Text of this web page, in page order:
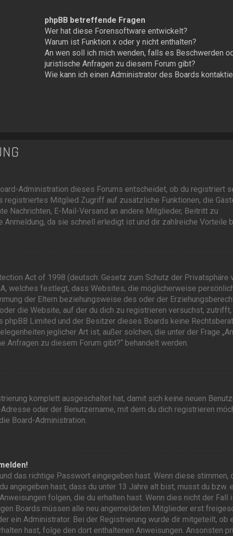
phpBB betreffende Fragen
Wer hat diese Forensoftware entwickelt?
Warum ist Funktion x oder y nicht enthalten?
An wen soll ich mich wenden, falls es Beschwerden
juristische Anfragen zu diesem Forum gibt?
Wie kann ich einen Administrator des Boards
Administration dieses Forums entscheidet, ob du registriert
registriertes Mitglied Zugriff auf zusätzliche Funktionen, die
Nachrichten, E-Mail-Versand an andere Mitglieder, Beitritt zu
Anmeldung, da sie schnell erledigt ist und dir zahlreiche Vorteile
Act of 1998 (deutsch: Gesetz zum Schutz der Privatsphäre
welches festlegt, dass Websites, die möglicherweise
der Eltern beziehungsweise des oder der
die Website, auf der du dich zu registrieren versuchst,
phpBB Limited und der Besitzer dieses Boards keine
jeglicher Art ist; außer solchen, die unter der Frage „An
zu diesem Forum gibt?“ behandelt werden.
komplett ausgeschaltet hat, damit sich keine neuen
oder der Benutzername, mit dem du dich registrieren
Board-Administration.
das richtige Passwort eingegeben hast. Wenn diese stimmen,
angegeben hast, dass du unter 13 Jahre alt bist, musst du bzw.
folgen, die du erhalten hast. Wenn dies nicht der Fall
Boards müssen alle neu angemeldeten Mitglieder erst
ein Administrator. Bei der Registrierung wurde dir mitgeteilt, ob
hast, folge den dort enthaltenen Anweisungen. Ansonsten